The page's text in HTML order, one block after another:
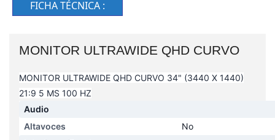
FICHA TÉCNICA :
MONITOR ULTRAWIDE QHD CURVO
MONITOR ULTRAWIDE QHD CURVO 34" (3440 X 1440)
21:9 5 MS 100 HZ
Audio
Altavoces
No